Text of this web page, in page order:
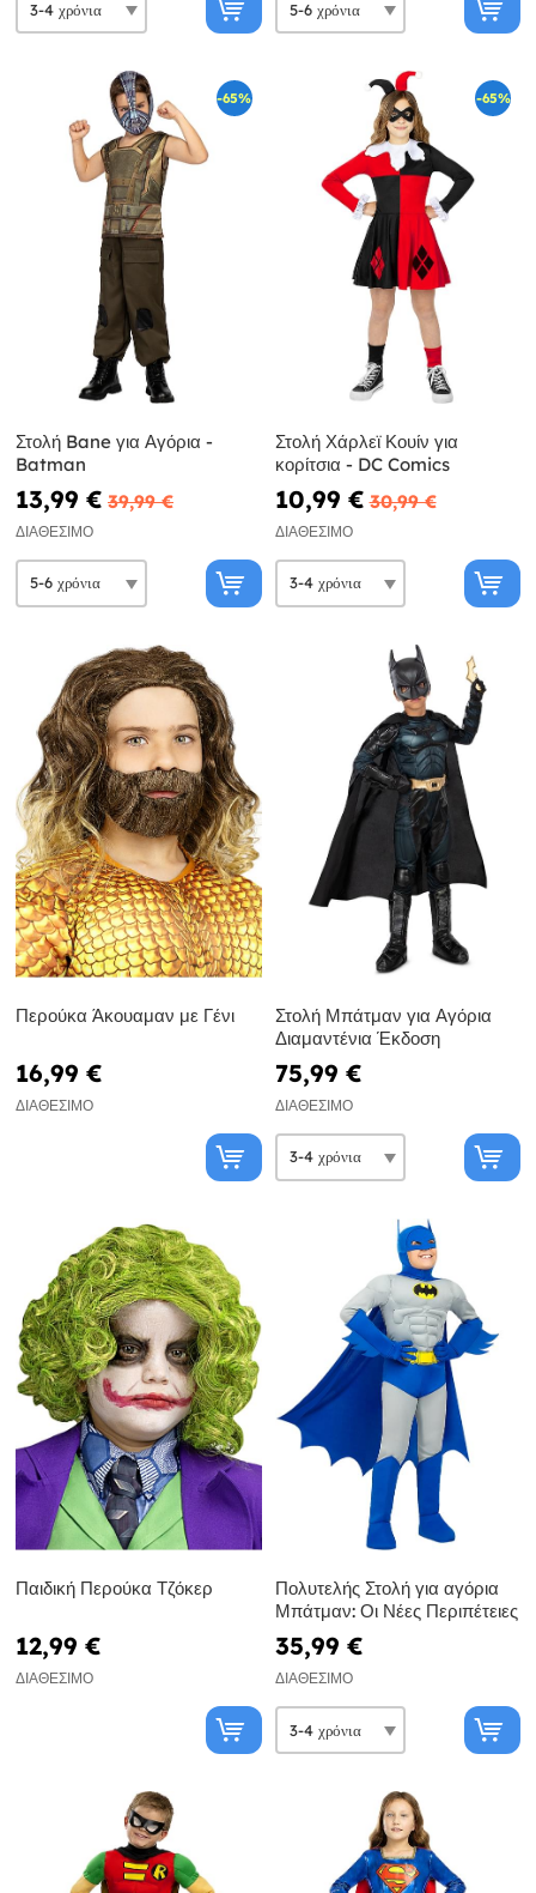
-65%
Στολή Bane για Αγόρια -
Batman
13,99 € 39,99 €
ΔΙΑΘΈΣΙΜΟ
-65%
Στολή Χάρλεϊ Κουίν για
κορίτσια - DC Comics
10,99 € 30,99 €
ΔΙΑΘΈΣΙΜΟ
Περούκα Άκουαμαν με Γένι
16,99 €
ΔΙΑΘΈΣΙΜΟ
Στολή Μπάτμαν για Αγόρια
Διαμαντένια Έκδοση
75,99 €
ΔΙΑΘΈΣΙΜΟ
Παιδική Περούκα Τζόκερ
12,99 €
ΔΙΑΘΈΣΙΜΟ
Πολυτελής Στολή για αγόρια
Μπάτμαν: Οι Νέες Περιπέτειες
35,99 €
ΔΙΑΘΈΣΙΜΟ